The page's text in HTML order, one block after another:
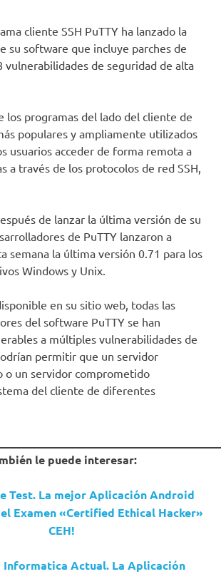
cliente SSH PuTTY ha lanzado la
su software que incluye parches de
vulnerabilidades de seguridad de alta
los programas del lado del cliente de
populares y ampliamente utilizados
usuarios acceder de forma remota a
a través de los protocolos de red SSH,
de lanzar la última versión de su
de PuTTY lanzaron a
semana la última versión 0.71 para los
Windows y Unix.
en su sitio web, todas las
del software PuTTY se han
a múltiples vulnerabilidades de
permitir que un servidor
o un servidor comprometido
del cliente de diferentes
le puede interesar:
Test. La mejor Aplicación Android
Examen «Certified Ethical Hacker»
CEH!
Informatica Actual. La Aplicación